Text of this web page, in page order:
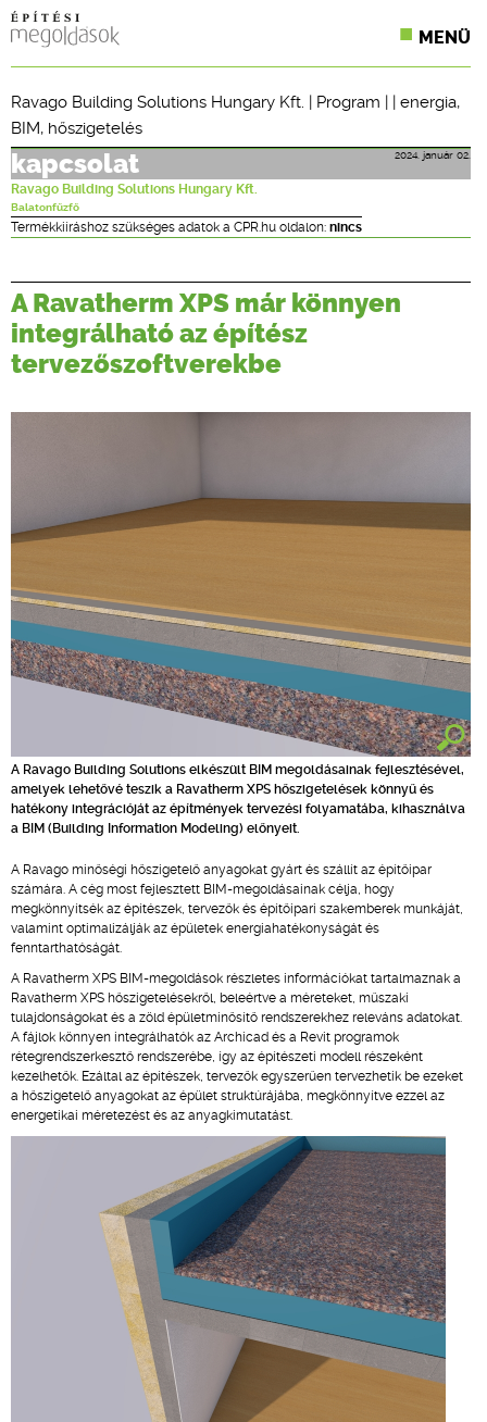
MENÜ
CPR TERMÉKKIÍRÁS
ÉPÍTÉSI JOG
ONLINE KÉPZÉSEK
TERVEZÉSI SEGÉDLETEK
Ravago Building Solutions Hungary Kft. | Program | | energia,
BIM, hőszigetelés
2024. január 02.
kapcsolat
Ravago Building Solutions Hungary Kft.
Balatonfűzfő
Termékkiíráshoz szükséges adatok a CPR.hu oldalon: nincs
A Ravatherm XPS már könnyen
integrálható az építész
tervezőszoftverekbe
A Ravago Building Solutions elkészült BIM megoldásainak fejlesztésével,
amelyek lehetővé teszik a Ravatherm XPS hőszigetelések könnyű és
hatékony integrációját az építmények tervezési folyamatába, kihasználva
a BIM (Building Information Modeling) előnyeit.
A Ravago minőségi hőszigetelő anyagokat gyárt és szállít az építőipar
számára. A cég most fejlesztett BIM-megoldásainak célja, hogy
megkönnyítsék az építészek, tervezők és építőipari szakemberek munkáját,
valamint optimalizálják az épületek energiahatékonyságát és
fenntarthatóságát.
A Ravatherm XPS BIM-megoldások részletes információkat tartalmaznak a
Ravatherm XPS hőszigetelésekről, beleértve a méreteket, műszaki
tulajdonságokat és a zöld épületminősítő rendszerekhez releváns adatokat.
A fájlok könnyen integrálhatók az Archicad és a Revit programok
rétegrendszerkesztő rendszerébe, így az építészeti modell részeként
kezelhetők. Ezáltal az építészek, tervezők egyszerűen tervezhetik be ezeket
a hőszigetelő anyagokat az épület struktúrájába, megkönnyítve ezzel az
energetikai méretezést és az anyagkimutatást.